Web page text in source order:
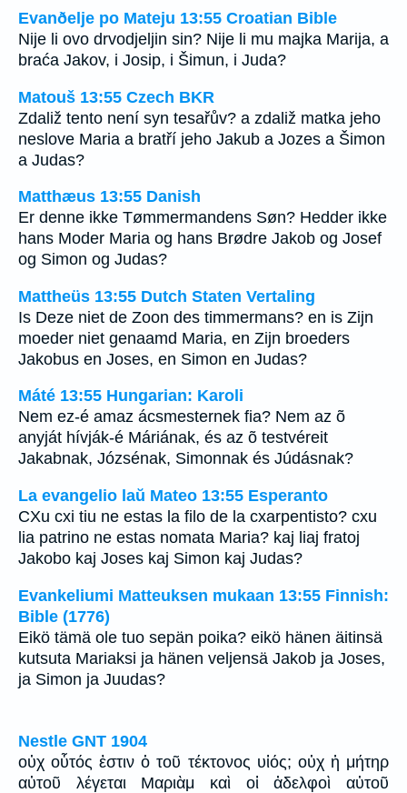
Evanðelje po Mateju 13:55 Croatian Bible
Nije li ovo drvodjeljin sin? Nije li mu majka Marija, a
braća Jakov, i Josip, i Šimun, i Juda?
Matouš 13:55 Czech BKR
Zdaliž tento není syn tesařův? a zdaliž matka jeho
neslove Maria a bratří jeho Jakub a Jozes a Šimon
a Judas?
Matthæus 13:55 Danish
Er denne ikke Tømmermandens Søn? Hedder ikke
hans Moder Maria og hans Brødre Jakob og Josef
og Simon og Judas?
Mattheüs 13:55 Dutch Staten Vertaling
Is Deze niet de Zoon des timmermans? en is Zijn
moeder niet genaamd Maria, en Zijn broeders
Jakobus en Joses, en Simon en Judas?
Máté 13:55 Hungarian: Karoli
Nem ez-é amaz ácsmesternek fia? Nem az õ
anyját hívják-é Máriának, és az õ testvéreit
Jakabnak, Józsénak, Simonnak és Júdásnak?
La evangelio laŭ Mateo 13:55 Esperanto
CXu cxi tiu ne estas la filo de la cxarpentisto? cxu
lia patrino ne estas nomata Maria? kaj liaj fratoj
Jakobo kaj Joses kaj Simon kaj Judas?
Evankeliumi Matteuksen mukaan 13:55 Finnish:
Bible (1776)
Eikö tämä ole tuo sepän poika? eikö hänen äitinsä
kutsuta Mariaksi ja hänen veljensä Jakob ja Joses,
ja Simon ja Juudas?
Nestle GNT 1904
οὐχ οὗτός ἐστιν ὁ τοῦ τέκτονος υἱός; οὐχ ἡ μήτηρ
αὐτοῦ λέγεται Μαριὰμ καὶ οἱ ἀδελφοὶ αὐτοῦ